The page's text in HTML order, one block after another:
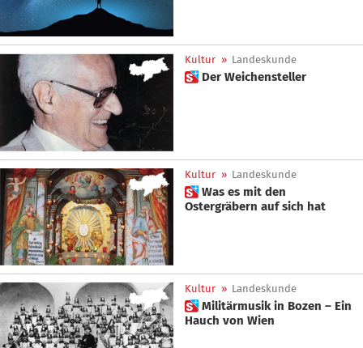
Kultur » Landeskunde
 Der Weichensteller
Kultur » Landeskunde
 Was es mit den
Ostergräbern auf sich hat
Kultur » Landeskunde
 Militärmusik in Bozen – Ein
Hauch von Wien